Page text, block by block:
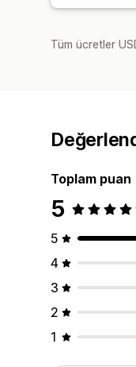
Tüm ücretler
Toplam puan
5
5
4
3
2
1